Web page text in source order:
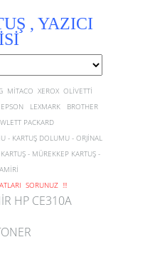
, YAZICI
MİTACO XEROX OLİVETTİ
LEXMARK BROTHER
PACKARD
- KARTUŞ DOLUMU - ORJİNAL
- MÜREKKEP KARTUŞ -
SORUNUZ !!!
HP CE310A